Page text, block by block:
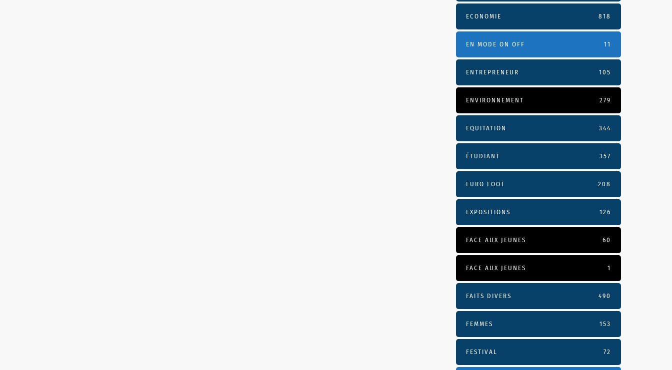
ECONOMIE 818
EN MODE ON OFF 11
ENTREPRENEUR 105
ENVIRONNEMENT 279
EQUITATION 344
ÉTUDIANT 357
EURO FOOT 208
EXPOSITIONS 126
FACE AUX JEUNES 60
FACE AUX JEUNES 1
FAITS DIVERS 490
FEMMES 153
FESTIVAL 72